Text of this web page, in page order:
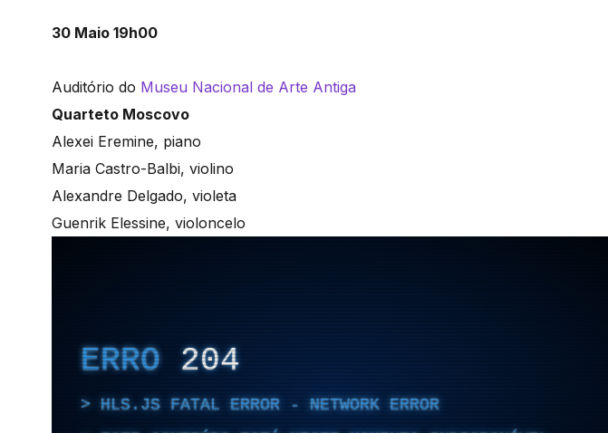
30 Maio 19h00
Auditório do Museu Nacional de Arte Antiga
Quarteto Moscovo
Alexei Eremine, piano
Maria Castro-Balbi, violino
Alexandre Delgado, violeta
Guenrik Elessine, violoncelo